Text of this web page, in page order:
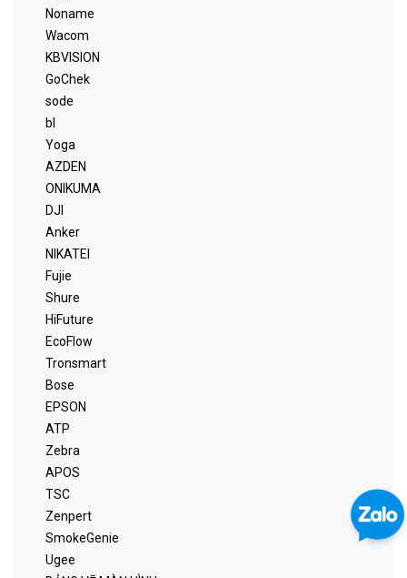
Noname
Wacom
KBVISION
GoChek
sode
bl
Yoga
AZDEN
ONIKUMA
DJI
Anker
NIKATEI
Fujie
Shure
HiFuture
EcoFlow
Tronsmart
Bose
EPSON
ATP
Zebra
APOS
TSC
Zenpert
SmokeGenie
Ugee